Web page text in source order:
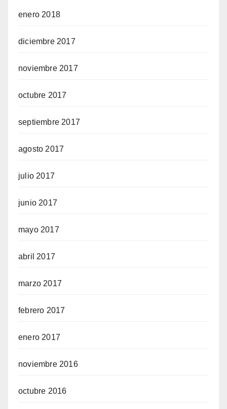
enero 2018
diciembre 2017
noviembre 2017
octubre 2017
septiembre 2017
agosto 2017
julio 2017
junio 2017
mayo 2017
abril 2017
marzo 2017
febrero 2017
enero 2017
noviembre 2016
octubre 2016